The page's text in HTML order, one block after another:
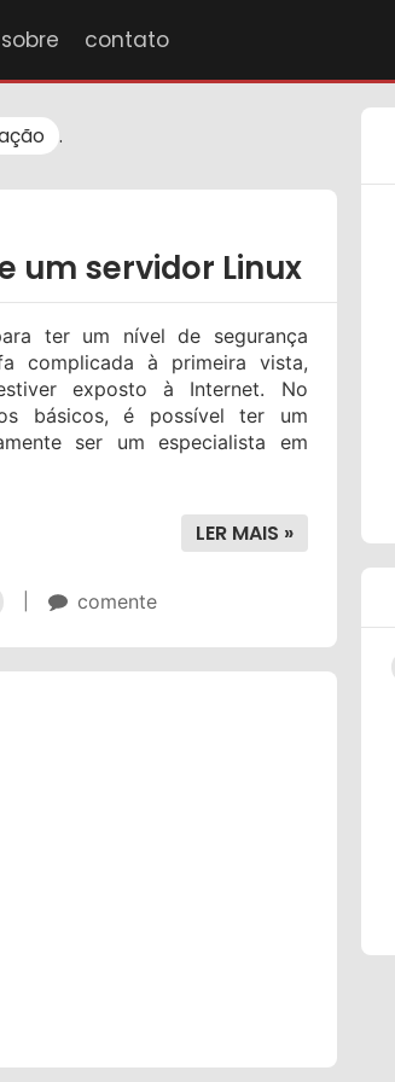
sobre contato
.
um servidor Linux
ter um nível de segurança
complicada à primeira vista,
exposto à Internet. No
básicos, é possível ter um
ser um especialista em
LER MAIS »
comente